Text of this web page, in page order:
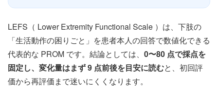
LEFS（ Lower Extremity Functional Scale ）は、下肢の
「生活動作の困りごと」を患者本人の回答で数値化できる
代表的な PROM です。結論としては、 0〜80 点で採点を
固定し、変化量はまず 9 点前後を目安に読むと、初回評
価から再評価まで迷いにくくなります。